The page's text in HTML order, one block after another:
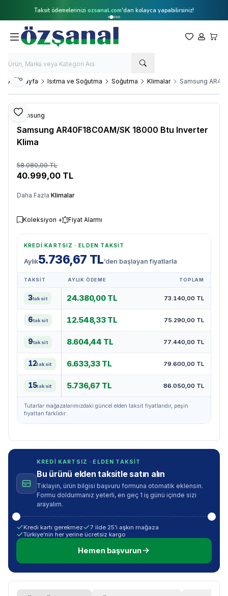
Taksit ödemelerinizi ozsanal.com'dan kolayca yapabilirsiniz!
Favorilerim
Hesabım
Ana Sayfa Isıtma ve Soğutma Soğutma Klimalar Samsung
Favoriye Ekle
Paylaş
Samsung
Samsung AR40F18C0AM/SK 18000 Btu Inverter
Klima
58.080,00TL
40.999,00 TL
Daha Fazla Klimalar
Koleksiyon + Fiyat Alarmı
KREDI KARTSIZ · ELDEN TAKSIT
Aylık5.736,67 TL’den başlayan fiyatlarla
Bu ürün için elden taksit planları: taksit sayısı, aylık ödeme ve toplam
TAKSIT AYLIK ÖDEME TOPLAM
3taksit 24.380,00 TL 73.140,00 TL
6taksit 12.548,33 TL 75.290,00 TL
9taksit 8.604,44 TL 77.440,00 TL
12taksit 6.633,33 TL 79.600,00 TL
15taksit 5.736,67 TL 86.050,00 TL
Tutarlar mağazalarımızdaki güncel elden taksit fiyatlarıdır, peşin
fiyattan farklıdır.
KREDI KARTSIZ · ELDEN TAKSIT
Bu ürünü elden taksitle satın alın
Tıklayın, ürün bilgisi başvuru formuna otomatik eklensin.
Formu doldurmanız yeterli, en geç 1 iş günü içinde sizi
arayalım.
Kredi kartı gerekmez
7 ilde 25’i aşkın mağaza
Türkiye’nin her yerine ücretsiz kargo
Hemen başvurun